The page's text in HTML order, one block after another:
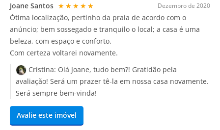
Dezembro de 2020
Joane Santos ★★★★★
Ótima localização, pertinho da praia de acordo com o
anúncio; bem sossegado e tranquilo o local; a casa é uma
beleza, com espaço e conforto.
Com certeza voltarei novamente.
Cristina: Olá Joane, tudo bem?! Gratidão pela
avaliação! Será um prazer tê-la em nossa casa novamente.
Será sempre bem-vinda!
Avalie este imóvel